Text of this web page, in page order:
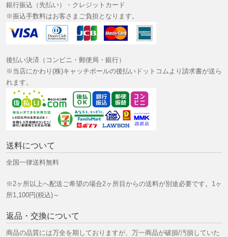
銀行振込（先払い）・クレジットカード
※振込手数料はお客さまご負担となります。
後払い決済（コンビニ・郵便局・銀行）
※当店にかわり(株)キャッチボールの後払いドットコムより請求書が送ら
れます。
送料について
全国一律送料無料
※2ヶ所以上へ配送ご希望の場合2ヶ所目からの送料が別途必要です。1ヶ
所1,100円(税込)～
返品・交換について
商品の品質には万全を期しておりますが、万一商品が破損/汚損していた